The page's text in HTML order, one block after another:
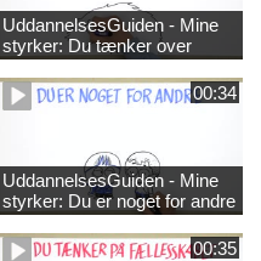
UddannelsesGuiden - Mine
styrker: Du tænker over
tingene
00:34
UddannelsesGuiden - Mine
styrker: Du er noget for andre
00:35